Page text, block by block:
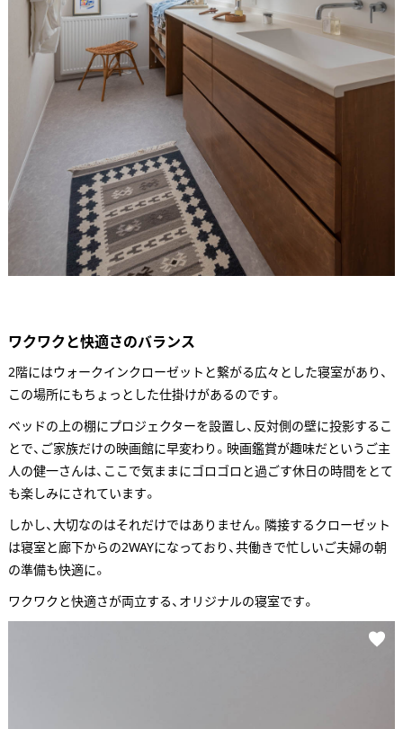
ワクワクと快適さのバランス
2階にはウォークインクローゼットと繋がる広々とした寝室があり、
この場所にもちょっとした仕掛けがあるのです。
ベッドの上の棚にプロジェクターを設置し、反対側の壁に投影するこ
とで、ご家族だけの映画館に早変わり。映画鑑賞が趣味だというご主
人の健一さんは、ここで気ままにゴロゴロと過ごす休日の時間をとて
も楽しみにされています。
しかし、大切なのはそれだけではありません。隣接するクローゼット
は寝室と廊下からの2WAYになっており、共働きで忙しいご夫婦の朝
の準備も快適に。
ワクワクと快適さが両立する、オリジナルの寝室です。